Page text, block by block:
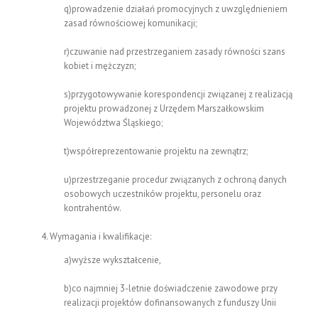
q)prowadzenie działań promocyjnych z uwzględnieniem
zasad równościowej komunikacji;
r)czuwanie nad przestrzeganiem zasady równości szans
kobiet i mężczyzn;
s)przygotowywanie korespondencji związanej z realizacją
projektu prowadzonej z Urzędem Marszałkowskim
Województwa Śląskiego;
t)współreprezentowanie projektu na zewnątrz;
u)przestrzeganie procedur związanych z ochroną danych
osobowych uczestników projektu, personelu oraz
kontrahentów.
Wymagania i kwalifikacje:
a)wyższe wykształcenie,
b)co najmniej 3-letnie doświadczenie zawodowe przy
realizacji projektów dofinansowanych z funduszy Unii